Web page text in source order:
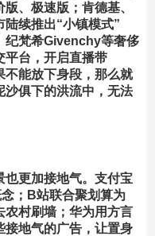
、极速版；肯德基、
续推出“小镇模式”
纪梵希Givenchy等奢侈
平台，开启直播带
能放下身段，那么就
沙俱下的洪流中，无法
更加接地气。 支付宝
；B站联合聚划算为
农村刷墙；华为用方言
地气的广告，让置身